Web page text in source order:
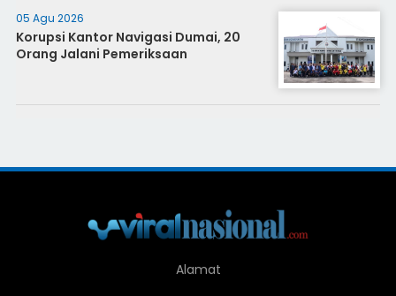
05 Agu 2026
Korupsi Kantor Navigasi Dumai, 20
Orang Jalani Pemeriksaan
Alamat